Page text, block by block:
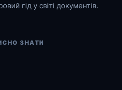
гід у світі документів.
ЗНАТИ